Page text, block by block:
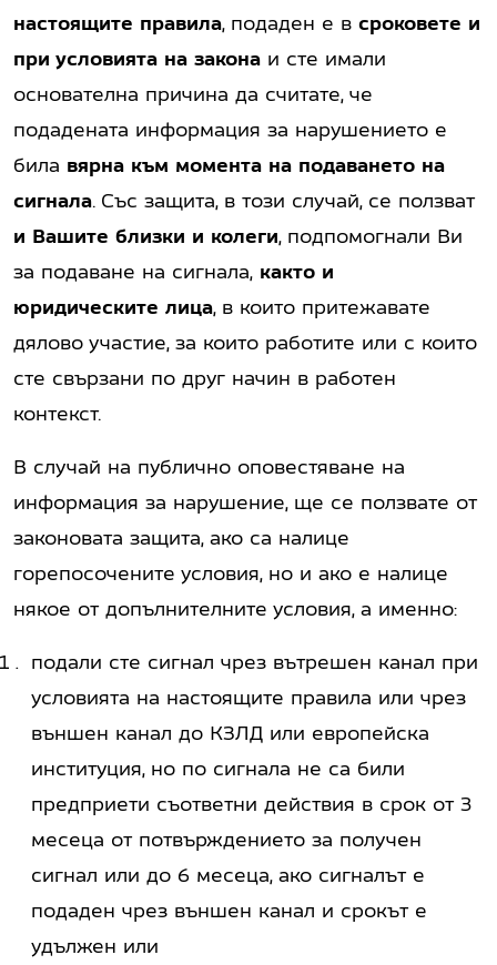
настоящите правила, подаден е в сроковете и
при условията на закона и сте имали
основателна причина да считате, че
подадената информация за нарушението е
била вярна към момента на подаването на
сигнала. Със защита, в този случай, се ползват
и Вашите близки и колеги, подпомогнали Ви
за подаване на сигнала, както и
юридическите лица, в които притежавате
дялово участие, за които работите или с които
сте свързани по друг начин в работен
контекст.
В случай на публично оповестяване на
информация за нарушение, ще се ползвате от
законовата защита, ако са налице
горепосочените условия, но и ако е налице
някое от допълнителните условия, а именно:
подали сте сигнал чрез вътрешен канал при
условията на настоящите правила или чрез
външен канал до КЗЛД или европейска
институция, но по сигнала не са били
предприети съответни действия в срок от 3
месеца от потвърждението за получен
сигнал или до 6 месеца, ако сигналът е
подаден чрез външен канал и срокът е
удължен или